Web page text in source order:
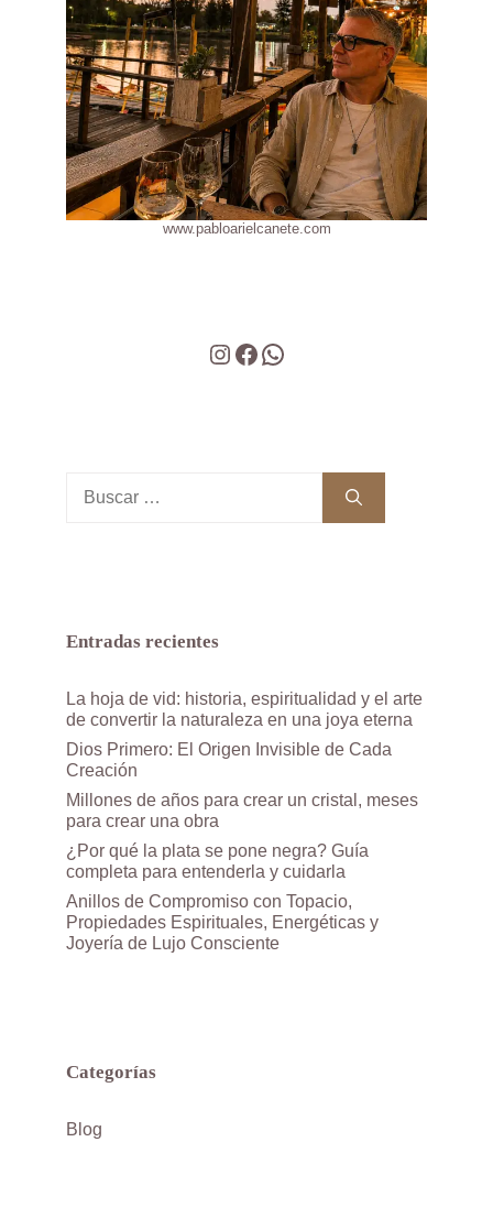
www.pabloarielcanete.com
Instagram
Facebook
WhatsApp
Entradas recientes
La hoja de vid: historia, espiritualidad y el arte
de convertir la naturaleza en una joya eterna
Dios Primero: El Origen Invisible de Cada
Creación
Millones de años para crear un cristal, meses
para crear una obra
¿Por qué la plata se pone negra? Guía
completa para entenderla y cuidarla
Anillos de Compromiso con Topacio,
Propiedades Espirituales, Energéticas y
Joyería de Lujo Consciente
Categorías
Blog